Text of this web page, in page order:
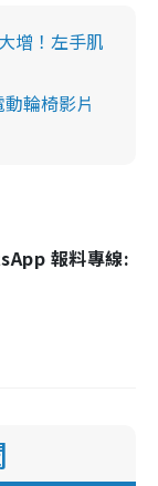
增！左手肌
輪椅影片
報料專線: